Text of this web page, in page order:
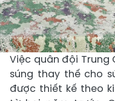
Việc quân đội Trung
súng thay thế cho
được thiết kế theo